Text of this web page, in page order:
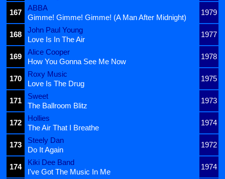
167
ABBA
1979
Gimme! Gimme! Gimme! (A Man After Midnight)
168
John Paul Young
1977
Love Is In The Air
169
Alice Cooper
1978
How You Gonna See Me Now
170
Roxy Music
1975
Love Is The Drug
171
Sweet
1973
The Ballroom Blitz
172
Hollies
1974
The Air That I Breathe
173
Steely Dan
1972
Do It Again
174
Kiki Dee Band
1974
I've Got The Music In Me